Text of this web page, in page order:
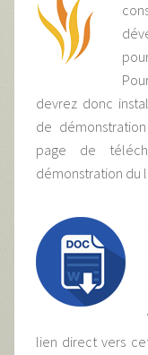
devrez donc
de
page de
démonstration du
lien direct vers